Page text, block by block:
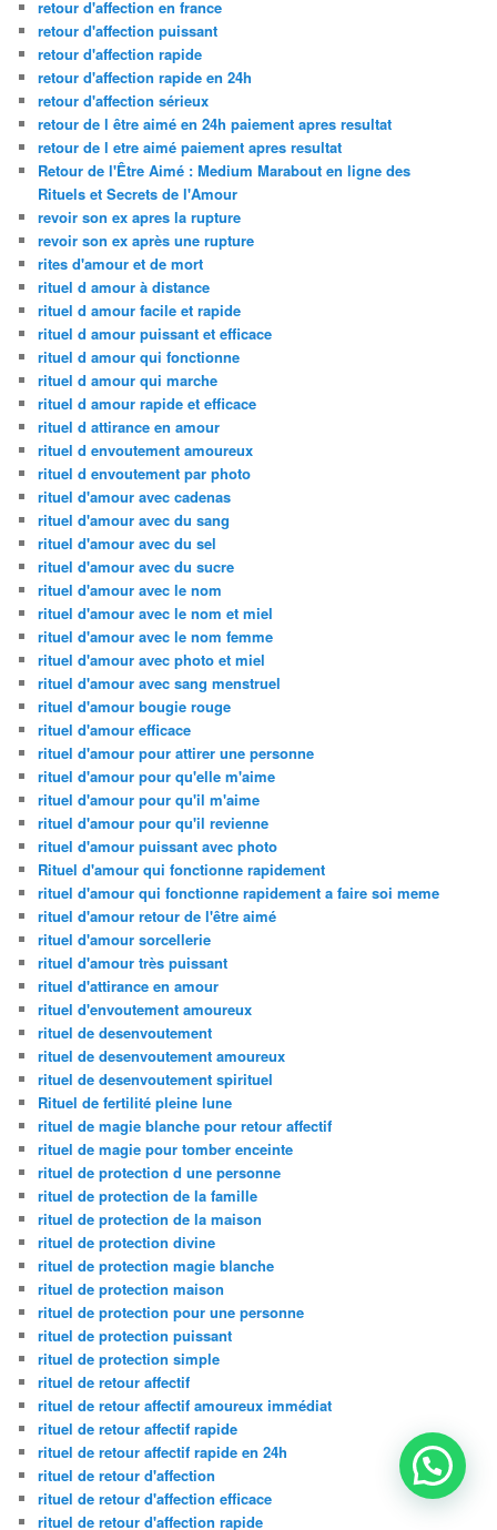
retour d'affection en france
retour d'affection puissant
retour d'affection rapide
retour d'affection rapide en 24h
retour d'affection sérieux
retour de l être aimé en 24h paiement apres resultat
retour de l etre aimé paiement apres resultat
Retour de l'Être Aimé : Medium Marabout en ligne des
Rituels et Secrets de l'Amour
revoir son ex apres la rupture
revoir son ex après une rupture
rites d'amour et de mort
rituel d amour à distance
rituel d amour facile et rapide
rituel d amour puissant et efficace
rituel d amour qui fonctionne
rituel d amour qui marche
rituel d amour rapide et efficace
rituel d attirance en amour
rituel d envoutement amoureux
rituel d envoutement par photo
rituel d'amour avec cadenas
rituel d'amour avec du sang
rituel d'amour avec du sel
rituel d'amour avec du sucre
rituel d'amour avec le nom
rituel d'amour avec le nom et miel
rituel d'amour avec le nom femme
rituel d'amour avec photo et miel
rituel d'amour avec sang menstruel
rituel d'amour bougie rouge
rituel d'amour efficace
rituel d'amour pour attirer une personne
rituel d'amour pour qu'elle m'aime
rituel d'amour pour qu'il m'aime
rituel d'amour pour qu'il revienne
rituel d'amour puissant avec photo
Rituel d'amour qui fonctionne rapidement
rituel d'amour qui fonctionne rapidement a faire soi meme
rituel d'amour retour de l'être aimé
rituel d'amour sorcellerie
rituel d'amour très puissant
rituel d'attirance en amour
rituel d'envoutement amoureux
rituel de desenvoutement
rituel de desenvoutement amoureux
rituel de desenvoutement spirituel
Rituel de fertilité pleine lune
rituel de magie blanche pour retour affectif
rituel de magie pour tomber enceinte
rituel de protection d une personne
rituel de protection de la famille
rituel de protection de la maison
rituel de protection divine
rituel de protection magie blanche
rituel de protection maison
rituel de protection pour une personne
rituel de protection puissant
rituel de protection simple
rituel de retour affectif
rituel de retour affectif amoureux immédiat
rituel de retour affectif rapide
rituel de retour affectif rapide en 24h
rituel de retour d'affection
rituel de retour d'affection efficace
rituel de retour d'affection rapide